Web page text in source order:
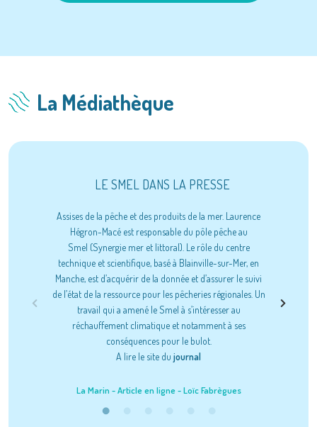
La Médiathèque
LE SMEL DANS LA PRESSE
Assises de la pêche et des produits de la mer. Laurence
Hégron-Macé est responsable du pôle pêche au
Smel (Synergie mer et littoral). Le rôle du centre
technique et scientifique, basé à Blainville-sur-Mer, en
Manche, est d’acquérir de la donnée et d’assurer le suivi
de l’état de la ressource pour les pêcheries régionales. Un
travail qui a amené le Smel à s’intéresser au
réchauffement climatique et notamment à ses
conséquences pour le bulot.
A lire le site du journal
La Marin - Article en ligne - Loïc Fabrègues